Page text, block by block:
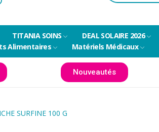
TITANIA SOINS DEAL SOLAIRE 2026
Alimentaires Matériels Médicaux
Nouveautés
SURFINE 100 G